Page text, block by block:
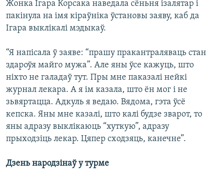
Жонка Ігара Корсака наведала сёньня ізалятар і
пакінула на імя кіраўніка ўстановы заяву, каб да
Ігара выклікалі мэдыкаў.
“Я напісала ў заяве: “прашу пракантраляваць стан
здароўя майго мужа”. Але яны ўсе кажуць, што
ніхто не галадаў тут. Пры мне паказалі нейкі
журнал лекара. А я ім казала, што ён мог і не
зьвяртацца. Адкуль я ведаю. Вядома, гэта ўсё
кепска. Яны мне казалі, што калі будзе зварот, то
яны адразу выклікаюць “хуткую”, адразу
прыходзіць лекар. Цяпер сходзяць, канечне”.
Дзень народзінаў у турме